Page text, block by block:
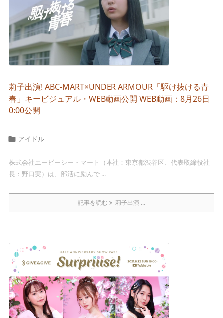
莉子出演! ABC-MART×UNDER ARMOUR「駆け抜ける青
春」キービジュアル・WEB動画公開 WEB動画：8月26日
0:00公開
 アイドル
株式会社エービーシー・マート（本社：東京都渋谷区、代表取締役社
長：野口実）は、部活に励んで ...
記事を読む 莉子出演 ...